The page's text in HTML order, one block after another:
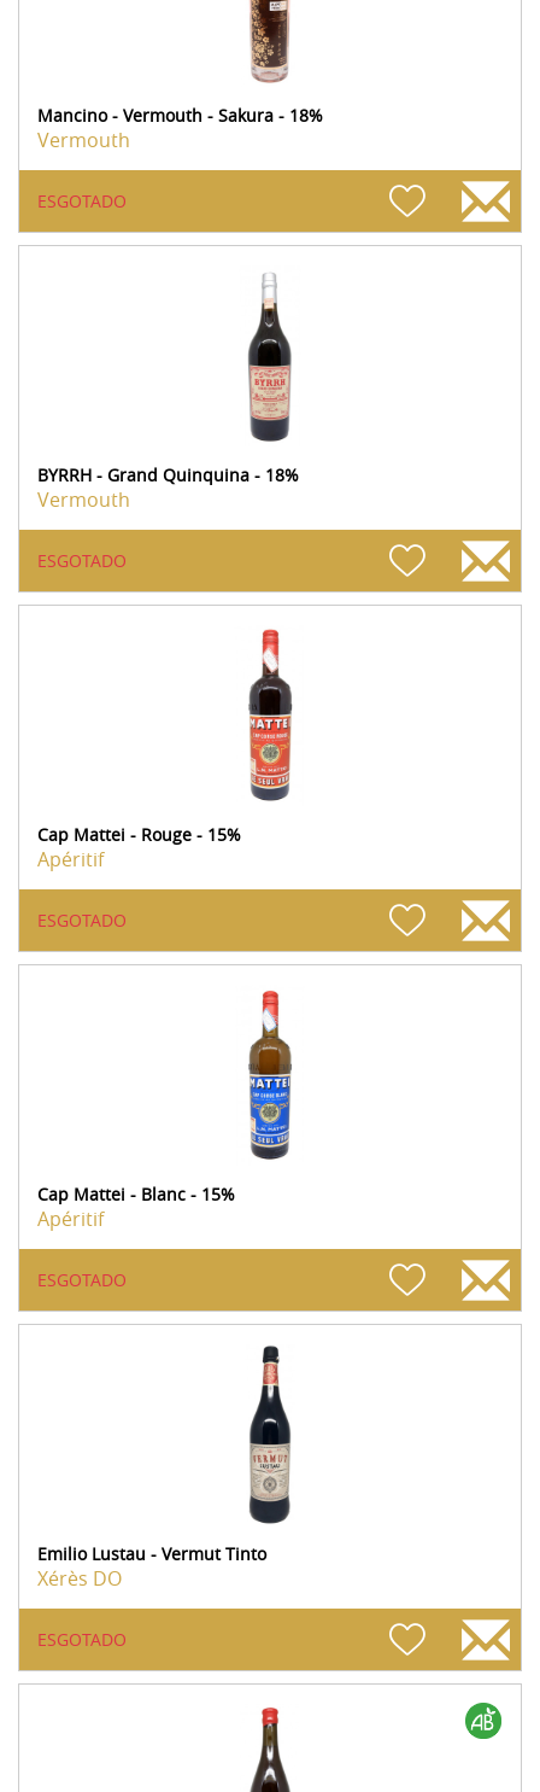
Mancino - Vermouth - Sakura - 18%
Vermouth
ESGOTADO
BYRRH - Grand Quinquina - 18%
Vermouth
ESGOTADO
Cap Mattei - Rouge - 15%
Apéritif
ESGOTADO
Cap Mattei - Blanc - 15%
Apéritif
ESGOTADO
Emilio Lustau - Vermut Tinto
Xérès DO
ESGOTADO